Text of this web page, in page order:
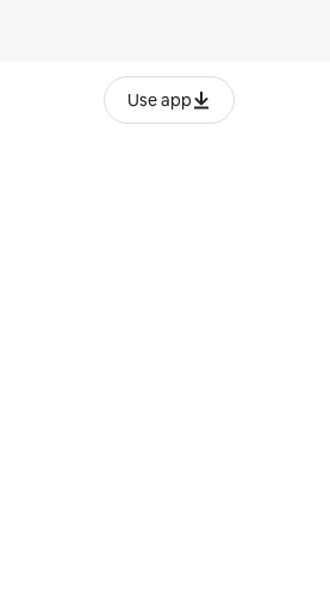
Use app